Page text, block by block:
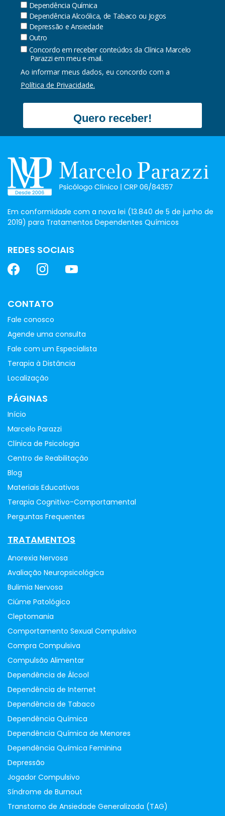
Dependência Química
Dependência Alcoólica, de Tabaco ou Jogos
Depressão e Ansiedade
Outro
Concordo em receber conteúdos da Clínica Marcelo
Parazzi em meu e-mail.
Ao informar meus dados, eu concordo com a
Política de Privacidade.
Quero receber!
Em conformidade com a nova lei (13.840 de 5 de junho de
2019) para Tratamentos Dependentes Químicos
REDES SOCIAIS
CONTATO
Fale conosco
Agende uma consulta
Fale com um Especialista
Terapia à Distância
Localização
PÁGINAS
Início
Marcelo Parazzi
Clínica de Psicologia
Centro de Reabilitação
Blog
Materiais Educativos
Terapia Cognitivo-Comportamental
Perguntas Frequentes
TRATAMENTOS
Anorexia Nervosa
Avaliação Neuropsicológica
Bulimia Nervosa
Ciúme Patológico
Cleptomania
Comportamento Sexual Compulsivo
Compra Compulsiva
Compulsão Alimentar
Dependência de Álcool
Dependência de Internet
Dependência de Tabaco
Dependência Química
Dependência Química de Menores
Dependência Química Feminina
Depressão
Jogador Compulsivo
Síndrome de Burnout
Transtorno de Ansiedade Generalizada (TAG)